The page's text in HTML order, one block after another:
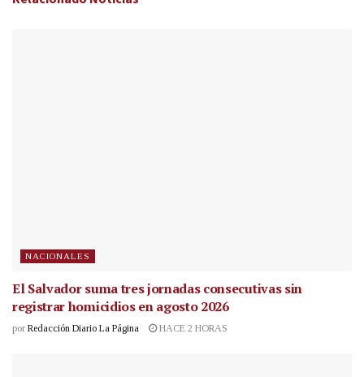
NACIONALES
El Salvador suma tres jornadas consecutivas sin
registrar homicidios en agosto 2026
por Redacción Diario La Página HACE 2 HORAS